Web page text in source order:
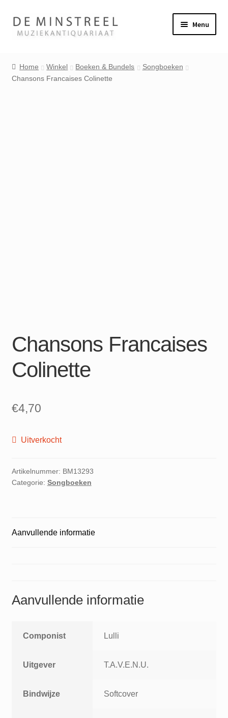
Ga
door
Ga
naar
Menu
Contact
Home Winkel Boeken & Bundels
Songboeken
Chansons Francaises Colinette
Chansons Francaises
Colinette
€4,70
Uitverkocht
Artikelnummer: BM13293
Categorie: Songboeken
Aanvullende informatie
Aanvullende informatie
Componist Lulli
Uitgever T.A.V.E.N.U.
Bindwijze Softcover